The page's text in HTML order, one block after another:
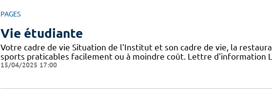
PAGES
Vie étudiante
Votre cadre de vie Situation de l'Institut et son cadre de vie, la
sports praticables facilement ou à moindre coût. Lettre d'information
15/04/2025 17:00